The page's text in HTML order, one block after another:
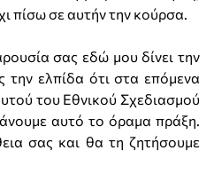
πίσω σε αυτήν την κούρσα.
σας εδώ μου δίνει την
την ελπίδα ότι στα επόμενα
του Εθνικού Σχεδιασμού
αυτό το όραμα πράξη.
σας και θα τη ζητήσουμε